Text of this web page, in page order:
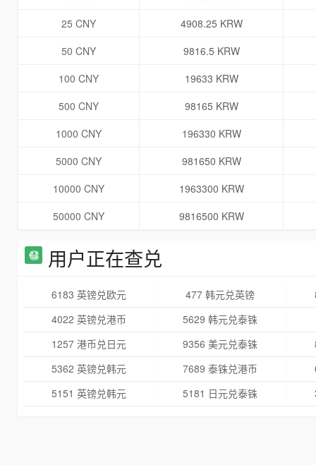
25 CNY
4908.25 KRW
50 CNY
9816.5 KRW
100 CNY
19633 KRW
500 CNY
98165 KRW
1000 CNY
196330 KRW
5000 CNY
981650 KRW
10000 CNY
1963300 KRW
50000 CNY
9816500 KRW
用户正在查兑
6183 英镑兑欧元 477 韩元兑英镑
4022 英镑兑港币
5629 韩元兑泰铢
1257 港币兑日元
9356 美元兑泰铢
5362 英镑兑韩元
7689 泰铢兑港币
5151 英镑兑韩元
5181 日元兑泰铢